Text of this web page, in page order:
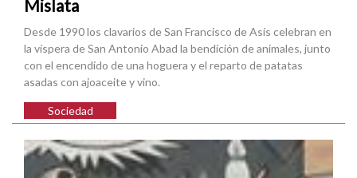
Mislata
Desde 1990 los clavarios de San Francisco de Asís celebran en
la víspera de San Antonio Abad la bendición de animales, junto
con el encendido de una hoguera y el reparto de patatas
asadas con ajoaceite y vino.
Sociedad